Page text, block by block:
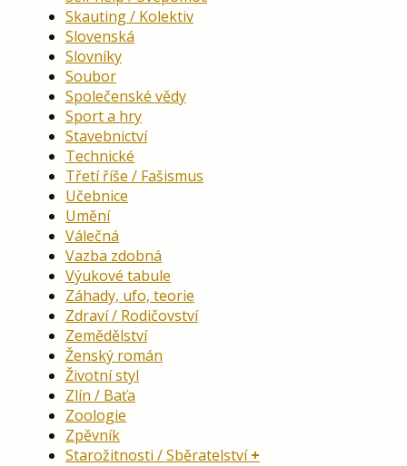
Skauting / Kolektiv
Slovenská
Slovníky
Soubor
Společenské vědy
Sport a hry
Stavebnictví
Technické
Třetí říše / Fašismus
Učebnice
Umění
Válečná
Vazba zdobná
Výukové tabule
Záhady, ufo, teorie
Zdraví / Rodičovství
Zemědělství
Ženský román
Životní styl
Zlín / Baťa
Zoologie
Zpěvník
Starožitnosti / Sběratelství